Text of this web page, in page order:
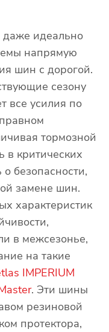
даже идеально
напрямую
шин с дорогой.
сезону
все усилия по
тормозной
в критических
о безопасности,
замене шин.
характеристик
в межсезонье,
на такие
IMPERIUM
. Эти шины
резиновой
протектора,